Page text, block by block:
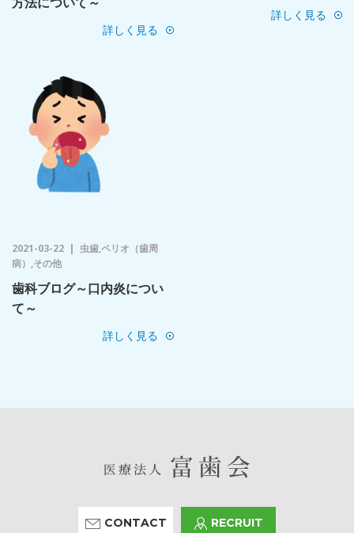
詳しく見る
詳しく見る
2021-03-22
虫歯,ペリオ（歯周
病）,その他
歯科ブログ～口内炎につい
て～
詳しく見る
CONTACT RECRUIT